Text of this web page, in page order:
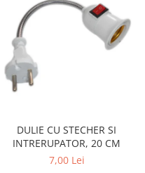
DULIE CU STECHER SI
INTRERUPATOR, 20 CM
7,00 Lei